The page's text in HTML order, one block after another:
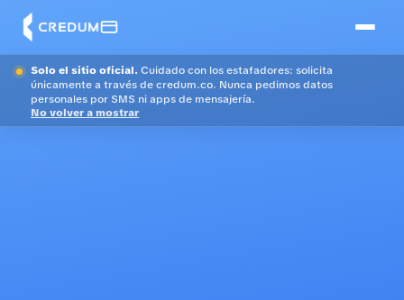
Solo el sitio oficial. Cuidado con los estafadores: solicita
únicamente a través de credum.co. Nunca pedimos datos
personales por SMS ni apps de mensajería.
No volver a mostrar